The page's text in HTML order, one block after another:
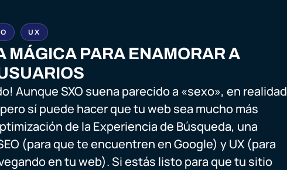
UX
MÁGICA PARA ENAMORAR A
Aunque SXO suena parecido a «sexo», en realidad
sí puede hacer que tu web sea mucho más
de la Experiencia de Búsqueda, una
(para que te encuentren en Google) y UX (para
en tu web). Si estás listo para que tu sitio